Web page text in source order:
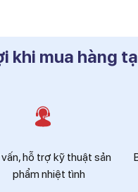
khi mua hàng
vấn, hỗ trợ kỹ thuật sản
phẩm nhiệt tình